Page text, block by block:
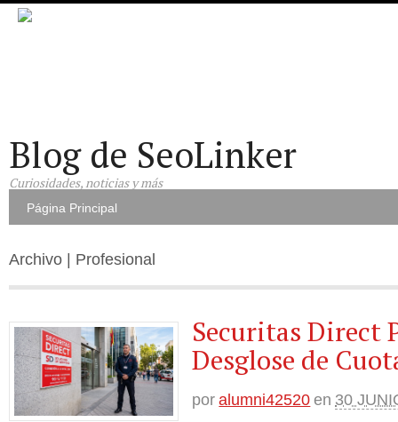
Blog de SeoLinker
Curiosidades, noticias y más
Página Principal
Archivo | Profesional
Securitas Direct
Desglose de
por alumni42520 en 30